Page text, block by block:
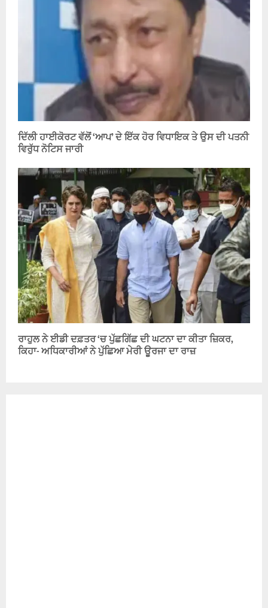
ਦਿੱਲੀ ਹਾਈਕੋਰਟ ਵੱਲੋਂ ‘ਆਪ’ ਦੇ ਇੱਕ ਹੋਰ ਵਿਧਾਇਕ ਤੇ ਉਸ ਦੀ ਪਤਨੀ
ਵਿਰੁੱਧ ਨੋਟਿਸ ਜਾਰੀ
ਰਾਹੁਲ ਨੇ ਈਡੀ ਦਫ਼ਤਰ ‘ਚ ਪੁੱਛਗਿੱਛ ਦੀ ਘਟਨਾ ਦਾ ਕੀਤਾ ਜ਼ਿਕਰ,
ਕਿਹਾ- ਅਧਿਕਾਰੀਆਂ ਨੇ ਪੁੱਛਿਆ ਮੇਰੀ ਊਰਜਾ ਦਾ ਰਾਜ਼